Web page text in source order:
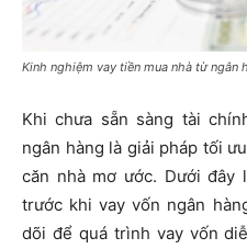
Kinh nghiệm vay tiền mua nhà từ ngân
Khi chưa sẵn sàng tài
ngân hàng là giải pháp tối
căn nhà mơ ước. Dưới đây
trước khi vay vốn ngân
dõi để quá trình vay vốn